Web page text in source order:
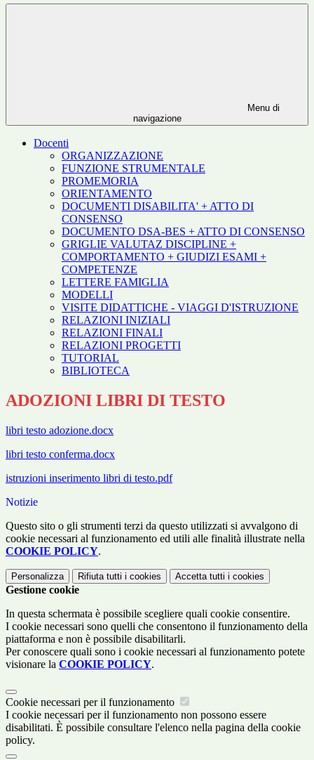
Menu di
navigazione
Docenti
ORGANIZZAZIONE
FUNZIONE STRUMENTALE
PROMEMORIA
ORIENTAMENTO
DOCUMENTI DISABILITA' + ATTO DI
CONSENSO
DOCUMENTO DSA-BES + ATTO DI CONSENSO
GRIGLIE VALUTAZ DISCIPLINE +
COMPORTAMENTO + GIUDIZI ESAMI +
COMPETENZE
LETTERE FAMIGLIA
MODELLI
VISITE DIDATTICHE - VIAGGI D'ISTRUZIONE
RELAZIONI INIZIALI
RELAZIONI FINALI
RELAZIONI PROGETTI
TUTORIAL
BIBLIOTECA
ADOZIONI LIBRI DI TESTO
libri testo adozione.docx
libri testo conferma.docx
istruzioni inserimento libri di testo.pdf
Notizie
Questo sito o gli strumenti terzi da questo utilizzati si avvalgono di
cookie necessari al funzionamento ed utili alle finalità illustrate nella
COOKIE POLICY.
Personalizza Rifiuta tutti i cookies Accetta tutti i cookies
Gestione cookie
In questa schermata è possibile scegliere quali cookie consentire.
I cookie necessari sono quelli che consentono il funzionamento della
piattaforma e non è possibile disabilitarli.
Per conoscere quali sono i cookie necessari al funzionamento potete
visionare la COOKIE POLICY.
Cookie necessari per il funzionamento
I cookie necessari per il funzionamento non possono essere
disabilitati. È possibile consultare l'elenco nella pagina della cookie
policy.